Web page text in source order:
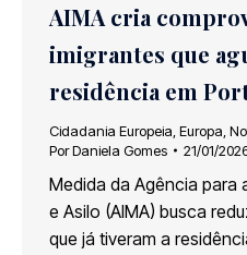
AIMA cria
imigrantes que
residência em
Cidadania Europeia Europa
PorDaniela Gomes 21/01/
Medida da Agência para
e Asilo (AIMA) busca
que já tiveram a